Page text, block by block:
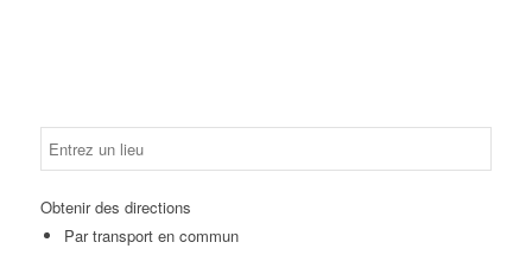
Obtenir des directions
Par transport en commun